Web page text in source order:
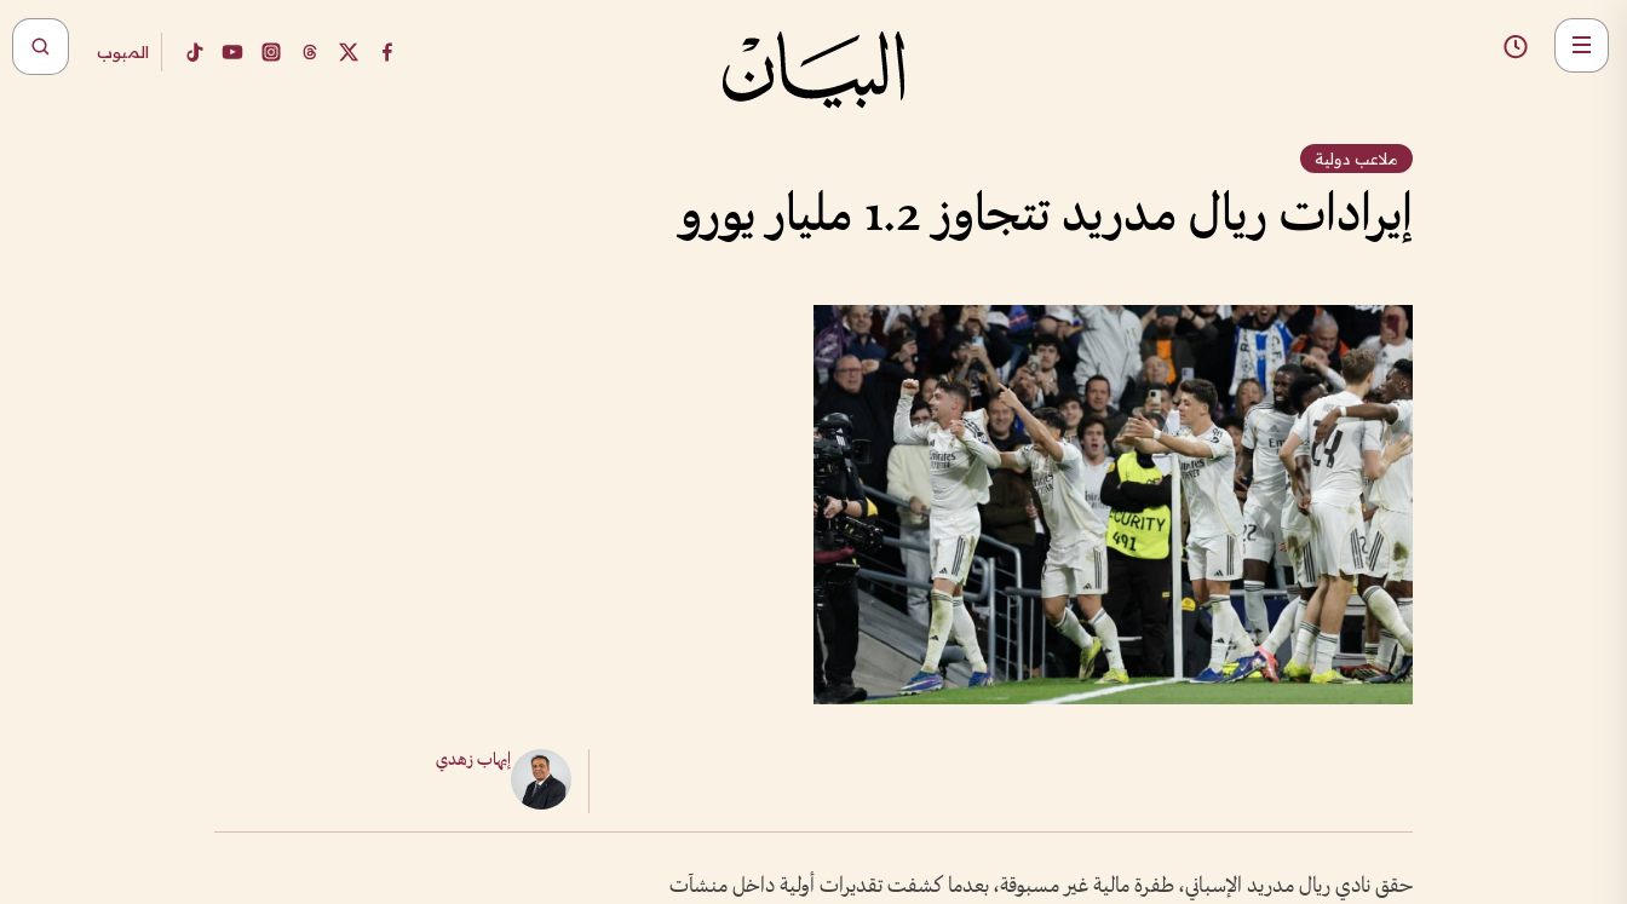
المبوب
ملاعب دولية
إيرادات ريال مدريد تتجاوز 1.2 مليار يورو
إيهاب زهدي
حقق نادي ريال مدريد الإسباني، طفرة مالية غير مسبوقة، بعدما كشفت تقديرات أولية داخل منشآت